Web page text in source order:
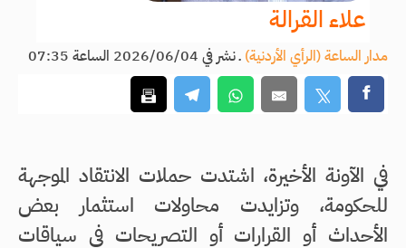
علاء القرالة
مدار الساعة (الرأي الأردنية) ـنشر في 2026/06/04 الساعة 07:35
في الآونة الأخيرة، اشتدت حملات الانتقاد الموجهة
للحكومة، وتزايدت محاولات استثمار بعض
الأحداث أو القرارات أو التصريحات في سياقات